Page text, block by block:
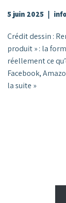
5 juin 2025
Crédit dessin :
produit » : la
réellement ce
Facebook,
la suite »